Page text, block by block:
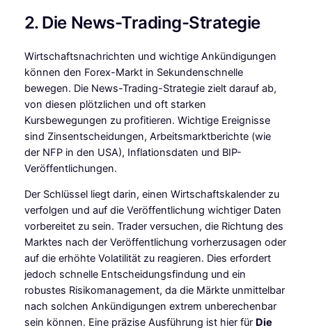
2. Die News-Trading-Strategie
Wirtschaftsnachrichten und wichtige Ankündigungen
können den Forex-Markt in Sekundenschnelle
bewegen. Die News-Trading-Strategie zielt darauf ab,
von diesen plötzlichen und oft starken
Kursbewegungen zu profitieren. Wichtige Ereignisse
sind Zinsentscheidungen, Arbeitsmarktberichte (wie
der NFP in den USA), Inflationsdaten und BIP-
Veröffentlichungen.
Der Schlüssel liegt darin, einen Wirtschaftskalender zu
verfolgen und auf die Veröffentlichung wichtiger Daten
vorbereitet zu sein. Trader versuchen, die Richtung des
Marktes nach der Veröffentlichung vorherzusagen oder
auf die erhöhte Volatilität zu reagieren. Dies erfordert
jedoch schnelle Entscheidungsfindung und ein
robustes Risikomanagement, da die Märkte unmittelbar
nach solchen Ankündigungen extrem unberechenbar
sein können. Eine präzise Ausführung ist hier für Die